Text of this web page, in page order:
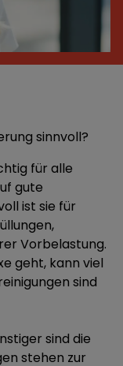
sinnvoll?
für alle
gute
ist sie für
Vorbelastung.
geht, kann viel
sind
sind die
stehen zur